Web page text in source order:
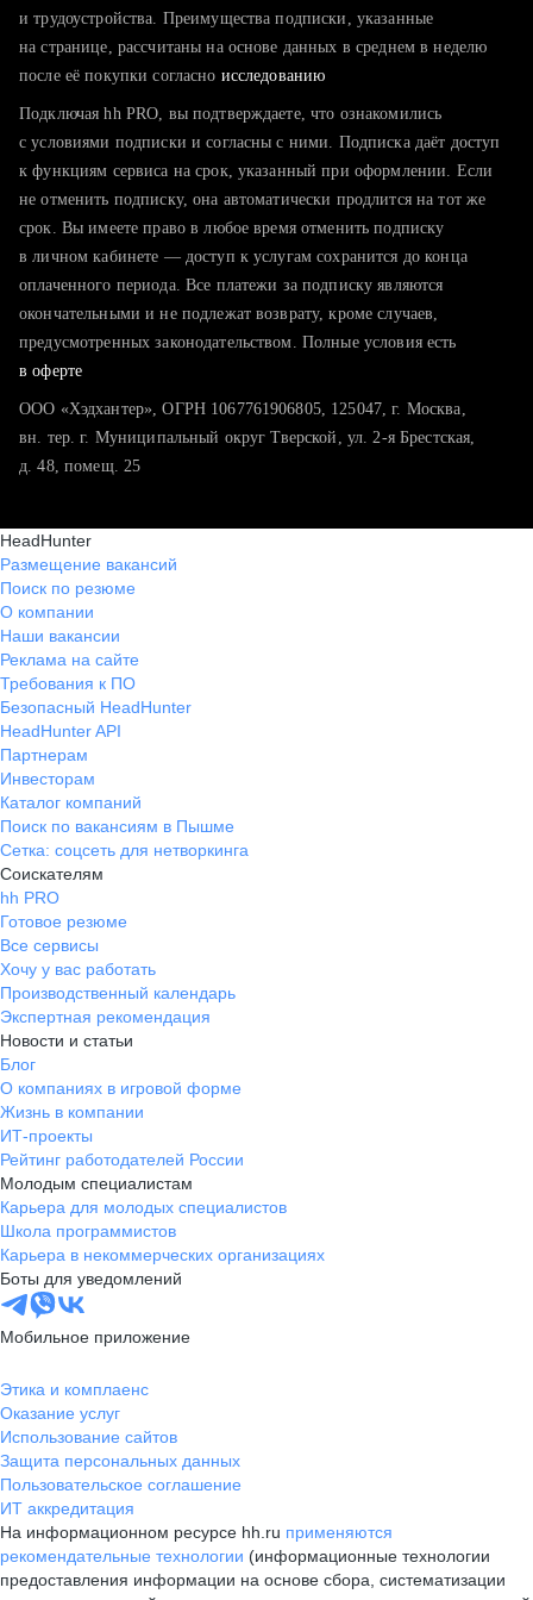
тратите много времени на поиск и вручную поднимаете
хотите сравнить себя с конкурентами и оценить шансы
и трудоустройства. Преимущества подписки, указанные
на странице, рассчитаны на основе данных в среднем в неделю
после её покупки согласно исследованию
Подключая hh PRO, вы подтверждаете, что ознакомились
с условиями подписки и согласны с ними. Подписка даёт доступ
к функциям сервиса на срок, указанный при оформлении. Если
не отменить подписку, она автоматически продлится на тот же
срок. Вы имеете право в любое время отменить подписку
в личном кабинете — доступ к услугам сохранится до конца
оплаченного периода. Все платежи за подписку являются
окончательными и не подлежат возврату, кроме случаев,
предусмотренных законодательством. Полные условия есть
в оферте
ООО «Хэдхантер», ОГРН 1067761906805, 125047, г. Москва,
вн. тер. г. Муниципальный округ Тверской, ул. 2-я Брестская,
д. 48, помещ. 25
HeadHunter
Размещение вакансий
Поиск по резюме
О компании
Наши вакансии
Реклама на сайте
Требования к ПО
Безопасный HeadHunter
HeadHunter API
Партнерам
Инвесторам
Каталог компаний
Поиск по вакансиям в Пышме
Сетка: соцсеть для нетворкинга
Соискателям
hh PRO
Готовое резюме
Все сервисы
Хочу у вас работать
Производственный календарь
Экспертная рекомендация
Новости и статьи
Блог
О компаниях в игровой форме
Жизнь в компании
ИТ-проекты
Рейтинг работодателей России
Молодым специалистам
Карьера для молодых специалистов
Школа программистов
Карьера в некоммерческих организациях
Боты для уведомлений
Мобильное приложение
Этика и комплаенс
Оказание услуг
Использование сайтов
Защита персональных данных
Пользовательское соглашение
ИТ аккредитация
На информационном ресурсе hh.ru применяются
рекомендательные технологии (информационные технологии
предоставления информации на основе сбора, систематизации